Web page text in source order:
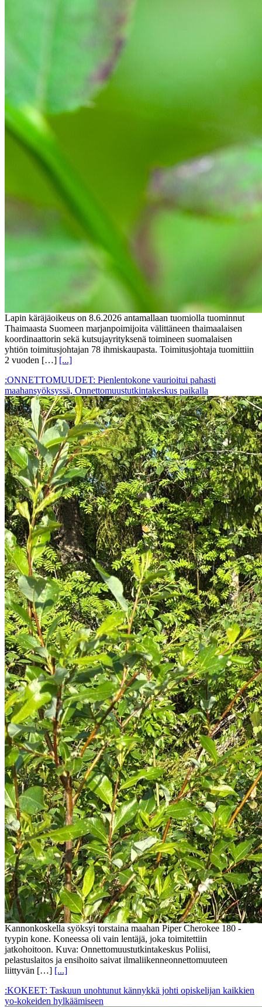
Lapin käräjäoikeus on 8.6.2026 antamallaan tuomiolla tuominnut
Thaimaasta Suomeen marjanpoimijoita välittäneen thaimaalaisen
koordinaattorin sekä kutsujayrityksenä toimineen suomalaisen
yhtiön toimitusjohtajan 78 ihmiskaupasta. Toimitusjohtaja tuomittiin
2 vuoden […] [...]
:ONNETTOMUUDET: Pienlentokone vaurioitui pahasti
maahansyöksyssä, Onnettomuustutkintakeskus paikalla
Kannonkoskella syöksyi torstaina maahan Piper Cherokee 180 -
tyypin kone. Koneessa oli vain lentäjä, joka toimitettiin
jatkohoitoon. Kuva: Onnettomuustutkintakeskus Poliisi,
pelastuslaitos ja ensihoito saivat ilmaliikenneonnettomuuteen
liittyvän […] [...]
:KOKEET: Taskuun unohtunut kännykkä johti opiskelijan kaikkien
yo-kokeiden hylkäämiseen